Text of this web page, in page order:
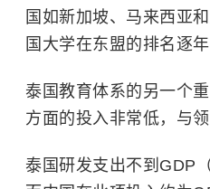
国如新加坡、马来西亚
国大学在东盟的排名逐年
泰国教育体系的另一个
方面的投入非常低，与
泰国研发支出不到GDP